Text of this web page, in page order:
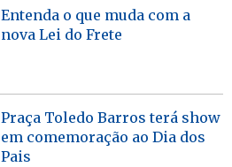
Entenda o que muda com a
nova Lei do Frete
Praça Toledo Barros terá show
em comemoração ao Dia dos
Pais